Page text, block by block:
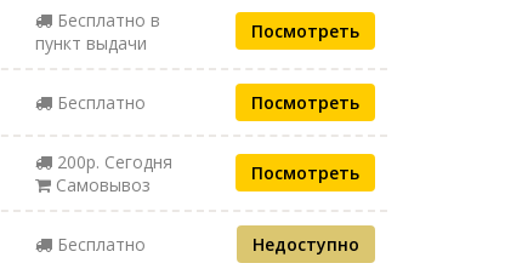
Бесплатно в
пункт выдачи
Посмотреть
Бесплатно Посмотреть
200р. Сегодня
Самовывоз
Посмотреть
Бесплатно Недоступно